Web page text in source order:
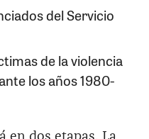
del Servicio
de la violencia
los años 1980-